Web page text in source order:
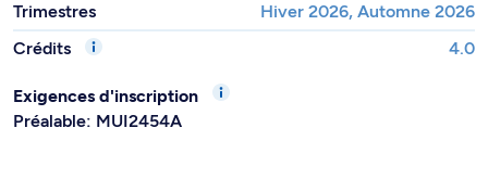
Trimestres
Hiver 2026, Automne 2026
Crédits
4.0
Exigences d'inscription
Préalable: MUI2454A